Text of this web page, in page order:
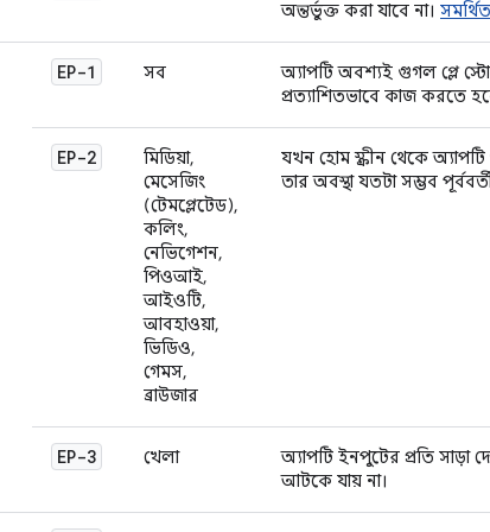
অন্তর্ভুক্ত করা যাবে না।
EP-1 সব
অ্যাপটি অবশ্যই গুগল প্লে
প্রত্যাশিতভাবে কাজ করতে
EP-2
মিডিয়া,
মেসেজিং
(টেমপ্লেটেড),
কলিং,
নেভিগেশন,
পিওআই,
আইওটি,
আবহাওয়া,
ভিডিও,
গেমস,
ব্রাউজার
যখন হোম স্ক্রীন থেকে
তার অবস্থা যতটা সম্ভব
EP-3 খেলা
অ্যাপটি ইনপুটের প্রতি সাড়া
আটকে যায় না।